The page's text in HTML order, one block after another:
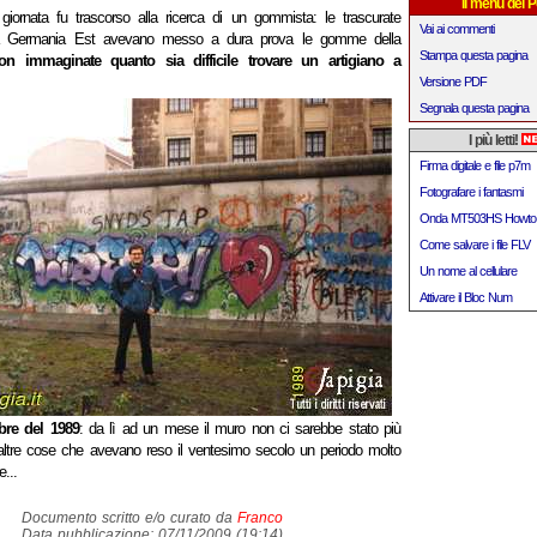
fu trascorso alla ricerca di un gommista: le trascurate
Germania Est avevano messo a dura prova le gomme della
immaginate quanto sia difficile trovare un artigiano a
del 1989: da lì ad un mese il muro non ci sarebbe stato più
cose che avevano reso il ventesimo secolo un periodo molto
Documento scritto e/o curato da Franco
Il menu del
Vai ai commenti
Stampa questa pagina
Versione PDF
Segnala questa pagina
I più letti!
Firma digitale e file p7m
Fotografare i fantasmi
Onda MT503HS Howto
Come salvare i file FLV
Un nome al cellulare
Attivare il Bloc Num